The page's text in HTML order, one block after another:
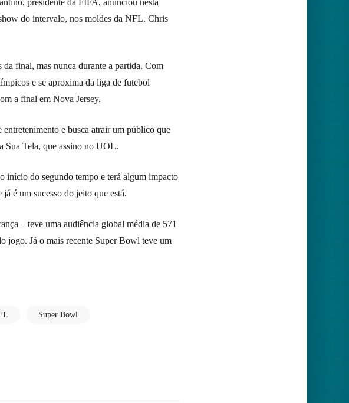
presidente da FIFA, anunciou nesta
do intervalo, nos moldes da NFL. Chris
da final, mas nunca durante a partida. Com
e se aproxima da liga de futebol
a final em Nova Jersey.
e busca atrair um público que
Sua Tela, que assino no UOL.
início do segundo tempo e terá algum impacto
é um sucesso do jeito que está.
– teve uma audiência global média de 571
jogo. Já o mais recente Super Bowl teve um
Super Bowl